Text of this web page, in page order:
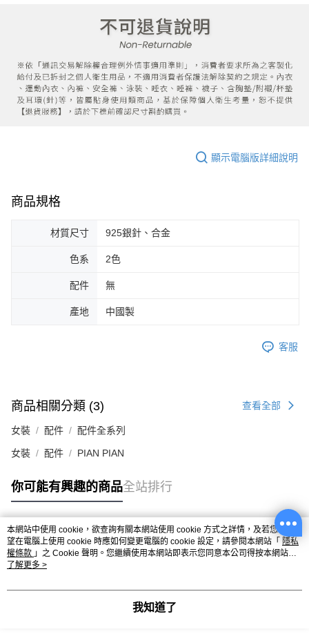
顯示電腦版詳細說明
商品規格
材質尺寸 925銀針、合金
色系 2色
配件 無
產地 中國製
客服
商品相關分類 (3) 查看全部
女裝 配件 配件全系列
女裝 配件 PIAN PIAN
你可能有興趣的商品全站排行
熱門標籤
本網站中使用 cookie，欲查詢有關本網站使用 cookie 方式之詳情，及若您不希
望在電腦上使用 cookie 時應如何變更電腦的 cookie 設定，請參閱本網站「 隱私
權條款 」之 Cookie 聲明。您繼續使用本網站即表示您同意本公司得按本網站使
用條款之 Cookie 聲明使用 cookie。
了解更多 >
我知道了